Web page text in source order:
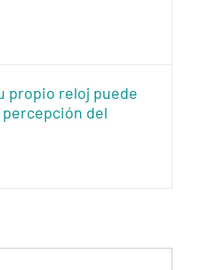
propio reloj puede
del